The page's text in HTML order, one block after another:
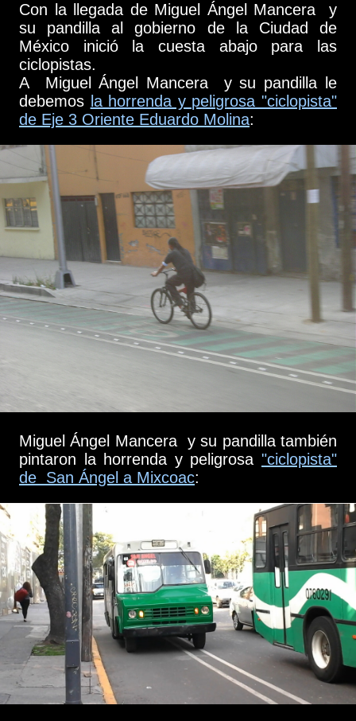
Con la llegada de Miguel Ángel Mancera y
su pandilla al gobierno de la Ciudad de
México inició la cuesta abajo para las
ciclopistas.
A Miguel Ángel Mancera y su pandilla le
debemos la horrenda y peligrosa "ciclopista"
de Eje 3 Oriente Eduardo Molina:
Miguel Ángel Mancera y su pandilla también
pintaron la horrenda y peligrosa "ciclopista"
de San Ángel a Mixcoac: